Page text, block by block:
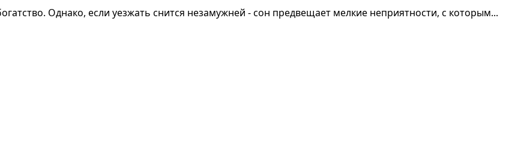
Однако, если уезжать снится незамужней - сон предвещает мелкие неприятности, с которым...